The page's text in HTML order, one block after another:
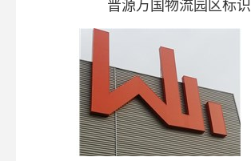
晋源万国物流园区标识